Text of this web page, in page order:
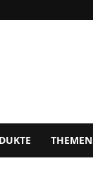
THEMEN